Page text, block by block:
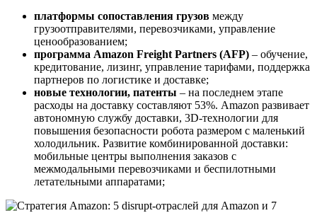
платформы сопоставления грузов между
грузоотправителями, перевозчиками, управление
ценообразованием;
программа Amazon Freight Partners (AFP) – обучение,
кредитование, лизинг, управление тарифами, поддержка
партнеров по логистике и доставке;
новые технологии, патенты – на последнем этапе
расходы на доставку составляют 53%. Amazon развивает
автономную службу доставки, 3D-технологии для
повышения безопасности робота размером с маленький
холодильник. Развитие комбинированной доставки:
мобильные центры выполнения заказов с
межмодальными перевозчиками и беспилотными
летательными аппаратами;